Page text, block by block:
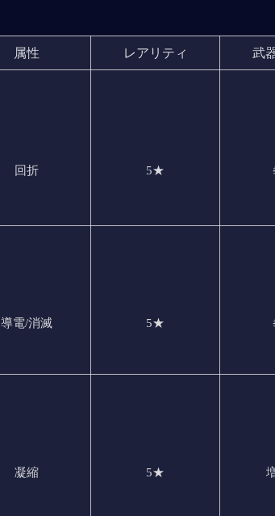
属性 レアリティ 武
回折 5★
導電/消滅 5★
凝縮 5★